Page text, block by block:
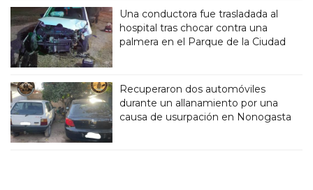
Una conductora fue trasladada al
hospital tras chocar contra una
palmera en el Parque de la Ciudad
Recuperaron dos automóviles
durante un allanamiento por una
causa de usurpación en Nonogasta